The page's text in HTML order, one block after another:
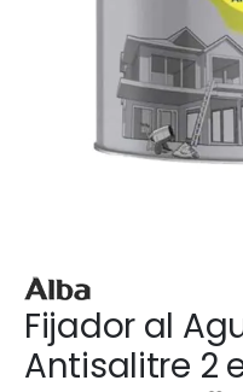
Fijador al
Antisalitre 2